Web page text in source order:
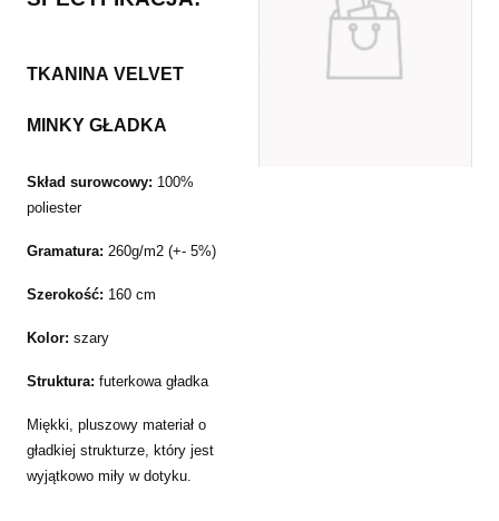
TKANINA VELVET
MINKY GŁADKA
Skład surowcowy: 100%
poliester
Gramatura: 260g/m2 (+- 5%)
Szerokość: 160 cm
Kolor: szary
Struktura: futerkowa gładka
Miękki, pluszowy materiał o
gładkiej strukturze, który jest
wyjątkowo miły w dotyku.